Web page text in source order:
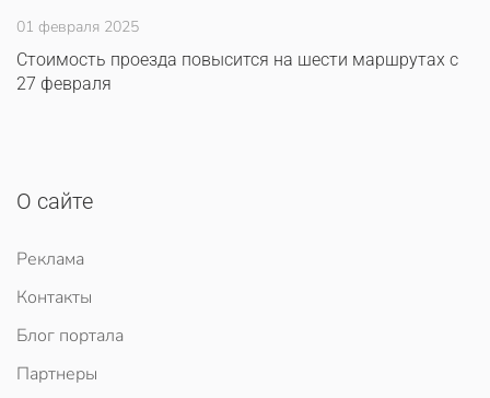
01 февраля 2025
Стоимость проезда повысится на шести маршрутах с
27 февраля
О сайте
Реклама
Контакты
Блог портала
Партнеры